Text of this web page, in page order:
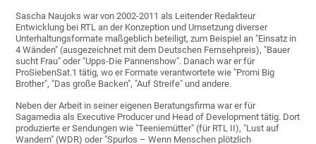
Sascha Naujoks war von 2002-2011 als Leitender Redakteur
Entwicklung bei RTL an der Konzeption und Umsetzung diverser
Unterhaltungsformate maßgeblich beteiligt, zum Beispiel an "Einsatz in
4 Wänden" (ausgezeichnet mit dem Deutschen Fernsehpreis), "Bauer
sucht Frau" oder "Upps-Die Pannenshow". Danach war er für
ProSiebenSat.1 tätig, wo er Formate verantwortete wie "Promi Big
Brother", "Das große Backen", "Auf Streife" und andere.
Neben der Arbeit in seiner eigenen Beratungsfirma war er für
Sagamedia als Executive Producer und Head of Development tätig. Dort
produzierte er Sendungen wie "Teeniemütter" (für RTL II), "Lust auf
Wandern" (WDR) oder "Spurlos – Wenn Menschen plötzlich